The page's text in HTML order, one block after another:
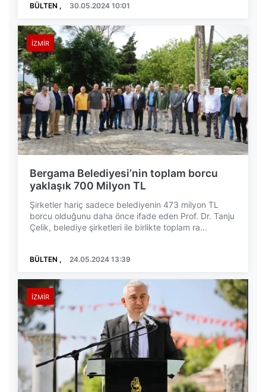
BÜLTEN , 30.05.2024 10:01
İZMIR
Bergama Belediyesi’nin toplam borcu
yaklaşık 700 Milyon TL
Şirketler hariç sadece belediyenin 473 milyon TL
borcu olduğunu daha önce ifade eden Prof. Dr. Tanju
Çelik, belediye şirketleri ile birlikte toplam ra...
BÜLTEN , 24.05.2024 13:39
İZMIR